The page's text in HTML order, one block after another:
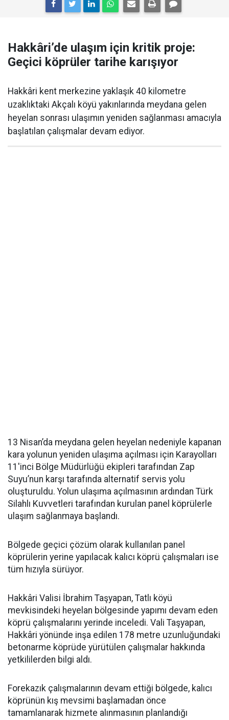
Hakkâri’de ulaşım için kritik proje:
Geçici köprüler tarihe karışıyor
Hakkâri kent merkezine yaklaşık 40 kilometre
uzaklıktaki Akçalı köyü yakınlarında meydana gelen
heyelan sonrası ulaşımın yeniden sağlanması amacıyla
başlatılan çalışmalar devam ediyor.
13 Nisan’da meydana gelen heyelan nedeniyle kapanan
kara yolunun yeniden ulaşıma açılması için Karayolları
11'inci Bölge Müdürlüğü ekipleri tarafından Zap
Suyu’nun karşı tarafında alternatif servis yolu
oluşturuldu. Yolun ulaşıma açılmasının ardından Türk
Silahlı Kuvvetleri tarafından kurulan panel köprülerle
ulaşım sağlanmaya başlandı.
Bölgede geçici çözüm olarak kullanılan panel
köprülerin yerine yapılacak kalıcı köprü çalışmaları ise
tüm hızıyla sürüyor.
Hakkâri Valisi İbrahim Taşyapan, Tatlı köyü
mevkisindeki heyelan bölgesinde yapımı devam eden
köprü çalışmalarını yerinde inceledi. Vali Taşyapan,
Hakkâri yönünde inşa edilen 178 metre uzunluğundaki
betonarme köprüde yürütülen çalışmalar hakkında
yetkililerden bilgi aldı.
Forekazık çalışmalarının devam ettiği bölgede, kalıcı
köprünün kış mevsimi başlamadan önce
tamamlanarak hizmete alınmasının planlandığı